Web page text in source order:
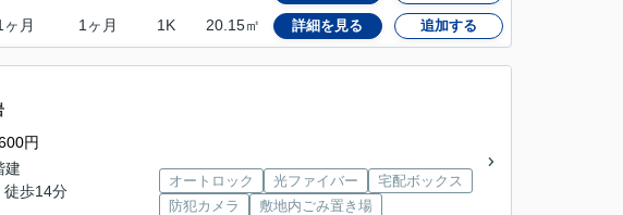
ヶ月 1ヶ月 1K 20.15㎡ 詳細を見る 追加する
円
建
徒歩14分
オートロック 光ファイバー
宅配ボックス
防犯カメラ
敷地内ごみ置き場